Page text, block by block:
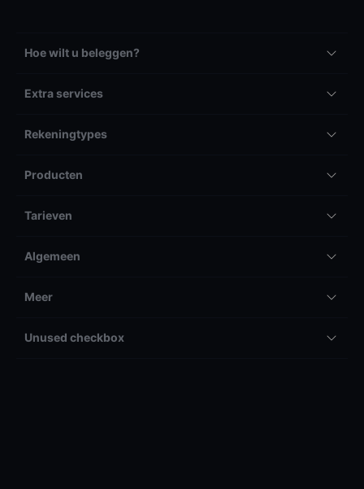
Hoe wilt u beleggen?
Extra services
Rekeningtypes
Producten
Tarieven
Algemeen
Meer
Unused checkbox